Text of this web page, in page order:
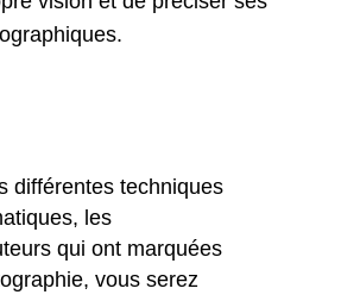
différentes techniques
les
qui ont marquées
vous serez